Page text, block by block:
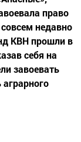
право
недавно
КВН прошли в
себя на
завоевать